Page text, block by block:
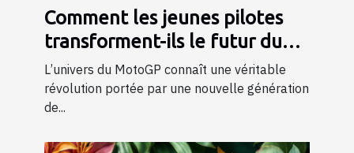
Comment les jeunes pilotes
transforment-ils le futur du
MotoGP ?
L’univers du MotoGP connaît une véritable
révolution portée par une nouvelle génération
de...